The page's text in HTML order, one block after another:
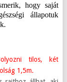
hogy saját
állapotuk
tilos, két
1,5m.